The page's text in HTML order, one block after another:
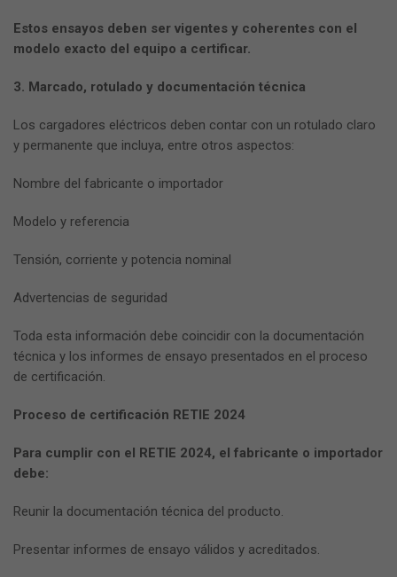
Estos ensayos deben ser vigentes y coherentes con el
modelo exacto del equipo a certificar.
3. Marcado, rotulado y documentación técnica
Los cargadores eléctricos deben contar con un rotulado claro
y permanente que incluya, entre otros aspectos:
Nombre del fabricante o importador
Modelo y referencia
Tensión, corriente y potencia nominal
Advertencias de seguridad
Toda esta información debe coincidir con la documentación
técnica y los informes de ensayo presentados en el proceso
de certificación.
Proceso de certificación RETIE 2024
Para cumplir con el RETIE 2024, el fabricante o importador
debe:
Reunir la documentación técnica del producto.
Presentar informes de ensayo válidos y acreditados.